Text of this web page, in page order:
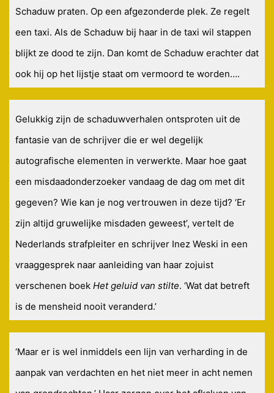
Schaduw praten. Op een afgezonderde plek. Ze regelt
een taxi. Als de Schaduw bij haar in de taxi wil stappen
blijkt ze dood te zijn. Dan komt de Schaduw erachter dat
ook hij op het lijstje staat om vermoord te worden….
Gelukkig zijn de schaduwverhalen ontsproten uit de
fantasie van de schrijver die er wel degelijk
autografische elementen in verwerkte. Maar hoe gaat
een misdaadonderzoeker vandaag de dag om met dit
gegeven? Wie kan je nog vertrouwen in deze tijd? ‘Er
zijn altijd gruwelijke misdaden geweest’, vertelt de
Nederlands strafpleiter en schrijver Inez Weski in een
vraaggesprek naar aanleiding van haar zojuist
verschenen boek Het geluid van stilte. ‘Wat dat betreft
is de mensheid nooit veranderd.’
‘Maar er is wel inmiddels een lijn van verharding in de
aanpak van verdachten en het niet meer in acht nemen